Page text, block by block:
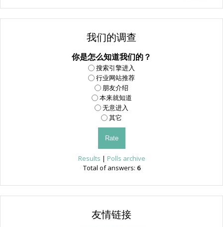
我们的调查
你是怎么知道我们的？
搜索引擎进入
行业网站推荐
朋友介绍
本来就知道
无意进入
其它
Results | Polls archive
Total of answers: 6
友情链接